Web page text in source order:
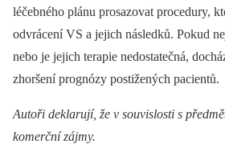
léčebného plánu prosazovat procedury,
odvrácení VS a jejich následků. Pokud
nebo je jejich terapie nedostatečná,
zhoršení prognózy postižených pacientů.
Autoři deklarují, že v souvislosti s
komerční zájmy.